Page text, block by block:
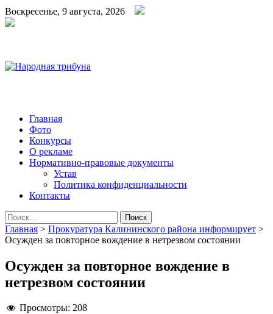
Воскресенье, 9 августа, 2026
Народная трибуна
Калининская районная газета
Главная
Фото
Конкурсы
О рекламе
Нормативно-правовые документы
Устав
Политика конфиденциальности
Контакты
Найти:
Главная > Прокуратура Калининского района информирует >
Осужден за повторное вождение в нетрезвом состоянии
Осужден за повторное вождение в
нетрезвом состоянии
Просмотры: 208